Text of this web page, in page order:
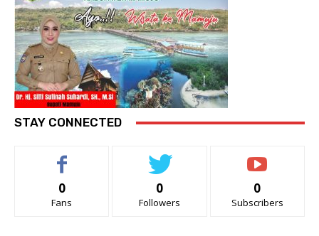
STAY CONNECTED
0
Fans
0
Followers
0
Subscribers